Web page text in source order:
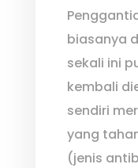
biasanya
sekali ini
kembali
sendiri
yang
(jenis